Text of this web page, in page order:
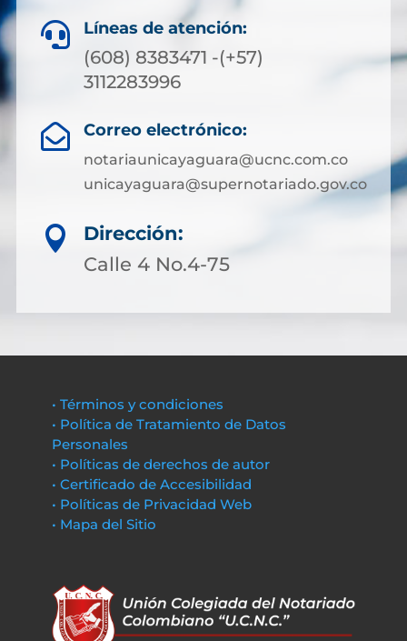
 Líneas de atención:
(608) 8383471 -(+57)
3112283996
 Correo electrónico:
notariaunicayaguara@ucnc.com.co
unicayaguara@supernotariado.gov.co

Dirección:
Calle 4 No.4-75
• Términos y condiciones
• Política de Tratamiento de Datos
Personales
• Políticas de derechos de autor
• Certificado de Accesibilidad
• Políticas de Privacidad Web
• Mapa del Sitio